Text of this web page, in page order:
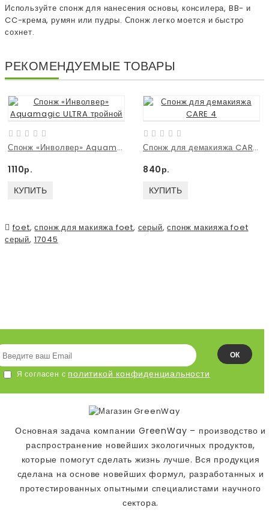
Используйте спонж для нанесения основы, консилера, BB- и
CC-крема, румян или пудры. Спонж легко моется и быстро
сохнет.
РЕКОМЕНДУЕМЫЕ ТОВАРЫ
Спонж «Инволвер» Aquamagic ULTRA тройной
1110р.
КУПИТЬ
Спонж для демакияжа CARE 4
840р.
КУПИТЬ
foet,спонж для макияжа foet, серый,спонж макияжа foet
серый, 17045
ОК
Я согласен с политикой конфиденциальности
Основная задача компании GreenWay – производство и
распространение новейших экологичных продуктов,
которые помогут сделать жизнь лучше. Вся продукция
сделана на основе новейших формул, разработанных и
протестированных опытными специалистами научного
сектора.